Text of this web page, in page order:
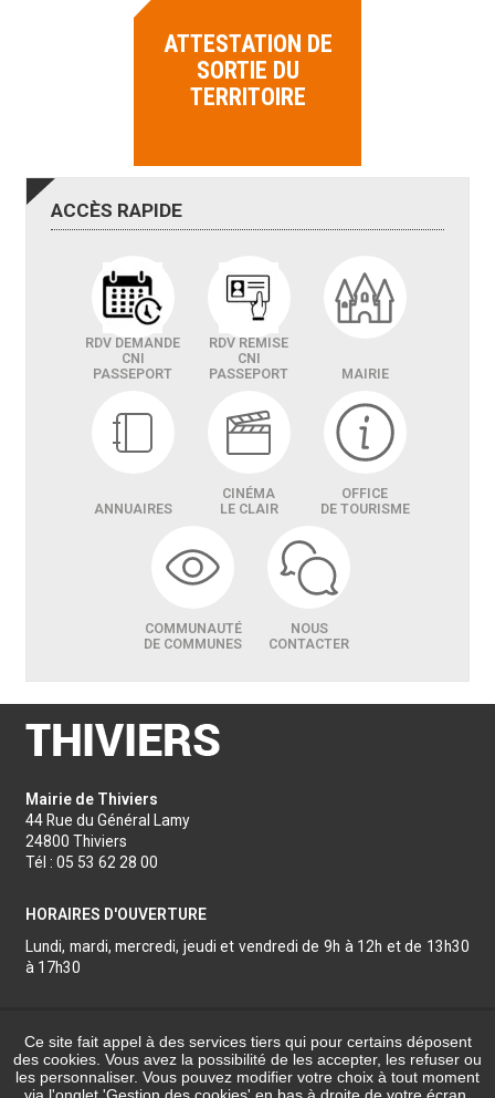
ATTESTATION DE
SORTIE DU
TERRITOIRE
ACCÈS RAPIDE
RDV DEMANDE
CNI
PASSEPORT
RDV REMISE
CNI
PASSEPORT
MAIRIE
ANNUAIRES
CINÉMA
LE CLAIR
OFFICE
DE TOURISME
COMMUNAUTÉ
DE COMMUNES
NOUS
CONTACTER
Mairie de Thiviers
44 Rue du Général Lamy
24800 Thiviers
Tél : 05 53 62 28 00
HORAIRES D'OUVERTURE
Lundi, mardi, mercredi, jeudi et vendredi de 9h à 12h et de 13h30
à 17h30
Réalisation
Ce site fait appel à des services tiers qui pour certains déposent
des cookies. Vous avez la possibilité de les accepter, les refuser ou
les personnaliser. Vous pouvez modifier votre choix à tout moment